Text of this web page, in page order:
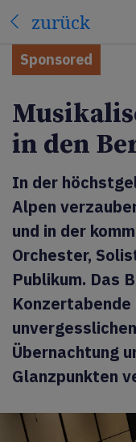
zurück
Sponsored
in den
In der
Alpen
und in der
Orchester,
Publikum. Das
Übernachtung
Glanzpunkten